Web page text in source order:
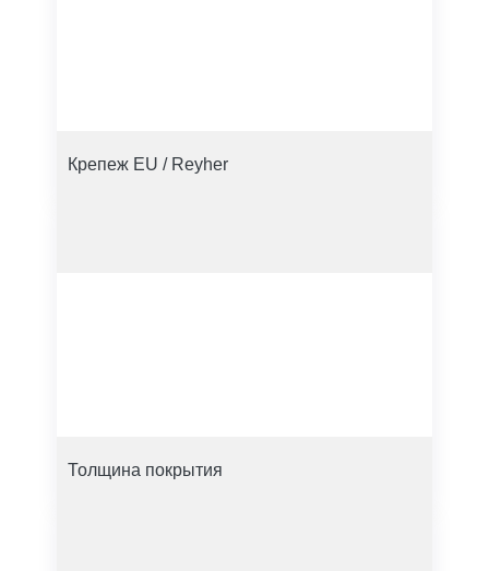
Крепеж EU / Reyher
Толщина покрытия